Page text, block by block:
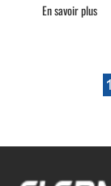
En savoir plus
1